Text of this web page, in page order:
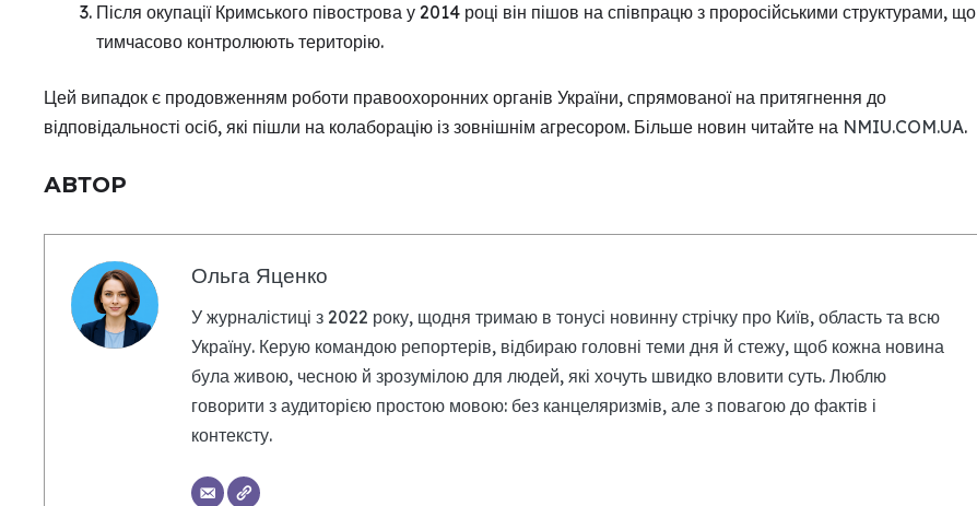
Після окупації Кримського півострова у 2014 році він пішов на співпрацю з проросійськими структурами, що
тимчасово контролюють територію.
Цей випадок є продовженням роботи правоохоронних органів України, спрямованої на притягнення до
відповідальності осіб, які пішли на колаборацію із зовнішнім агресором. Більше новин читайте на NMIU.COM.UA.
АВТОР
Ольга Яценко
У журналістиці з 2022 року, щодня тримаю в тонусі новинну стрічку про Київ, область та всю
Україну. Керую командою репортерів, відбираю головні теми дня й стежу, щоб кожна новина
була живою, чесною й зрозумілою для людей, які хочуть швидко вловити суть. Люблю
говорити з аудиторією простою мовою: без канцеляризмів, але з повагою до фактів і
контексту.